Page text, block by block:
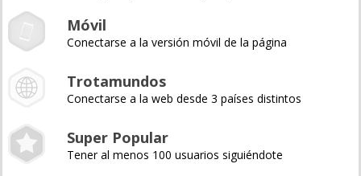
Móvil
Conectarse a la versión móvil de la página
Trotamundos
Conectarse a la web desde 3 países distintos
Super Popular
Tener al menos 100 usuarios siguiéndote